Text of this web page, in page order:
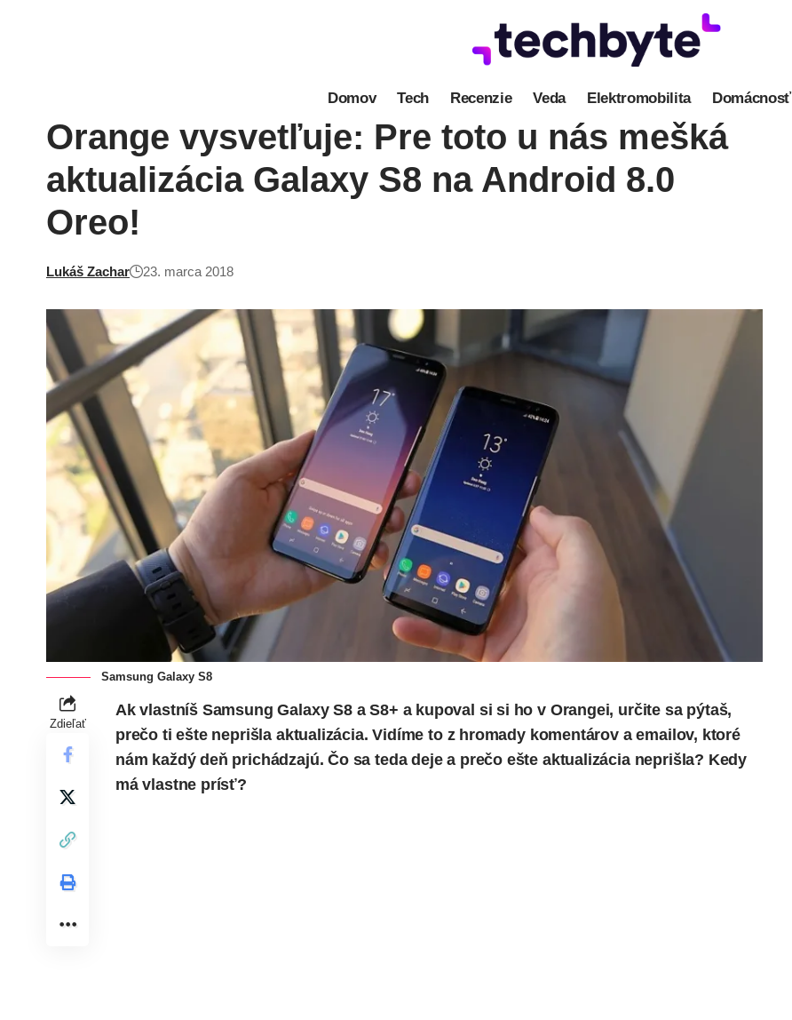
Domov Tech Recenzie Veda Elektromobilita Domácnosť
Orange vysvetľuje: Pre toto u nás mešká
aktualizácia Galaxy S8 na Android 8.0
Oreo!
Lukáš Zachar 23. marca 2018
Samsung Galaxy S8
Zdieľať
Ak vlastníš Samsung Galaxy S8a S8+ a kupoval si si ho v Orangei, určite sa pýtaš,
prečo ti ešte neprišla aktualizácia. Vidíme to z hromady komentárov a emailov, ktoré
nám každý deň prichádzajú. Čo sa teda deje a prečo ešte aktualizácia neprišla? Kedy
má vlastne prísť?